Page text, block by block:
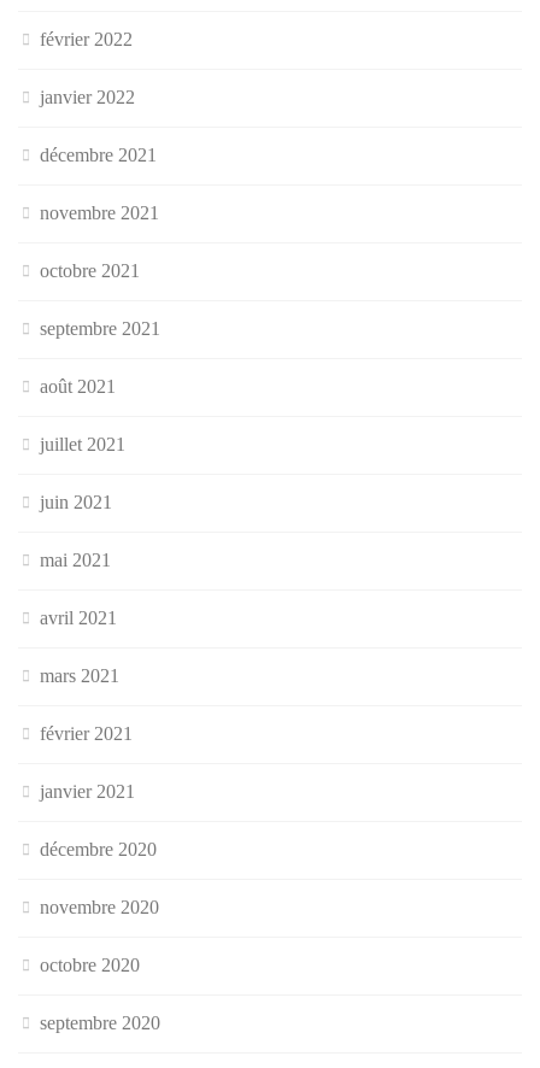
février 2022
janvier 2022
décembre 2021
novembre 2021
octobre 2021
septembre 2021
août 2021
juillet 2021
juin 2021
mai 2021
avril 2021
mars 2021
février 2021
janvier 2021
décembre 2020
novembre 2020
octobre 2020
septembre 2020